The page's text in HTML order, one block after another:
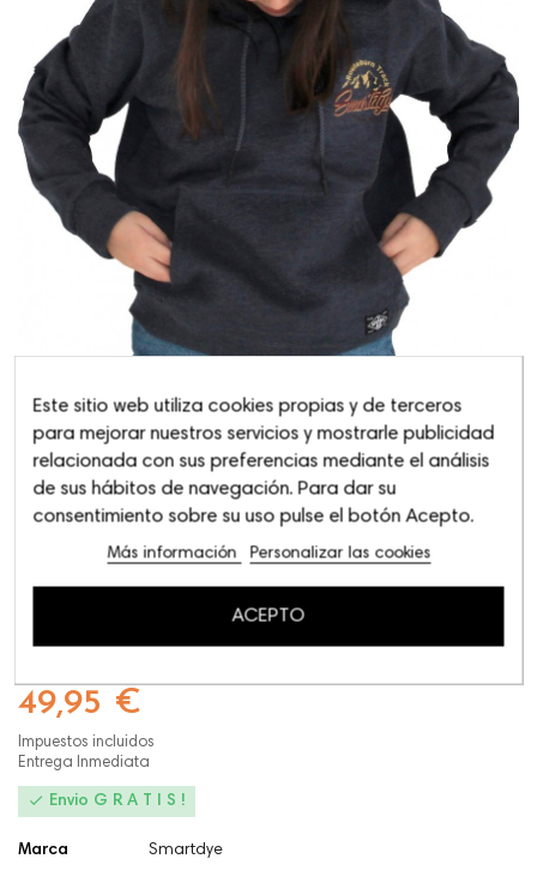
Sudadera Capucha Routeburn
49,95 €
Impuestos incluidos
Entrega Inmediata
 Envio G R A T I S !
Marca Smartdye
Este sitio web utiliza cookies propias y de terceros
para mejorar nuestros servicios y mostrarle publicidad
relacionada con sus preferencias mediante el análisis
de sus hábitos de navegación. Para dar su
consentimiento sobre su uso pulse el botón Acepto.
Más información Personalizar las cookies
ACEPTO